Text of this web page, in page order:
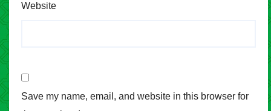
Website
Save my name, email, and website in this browser for